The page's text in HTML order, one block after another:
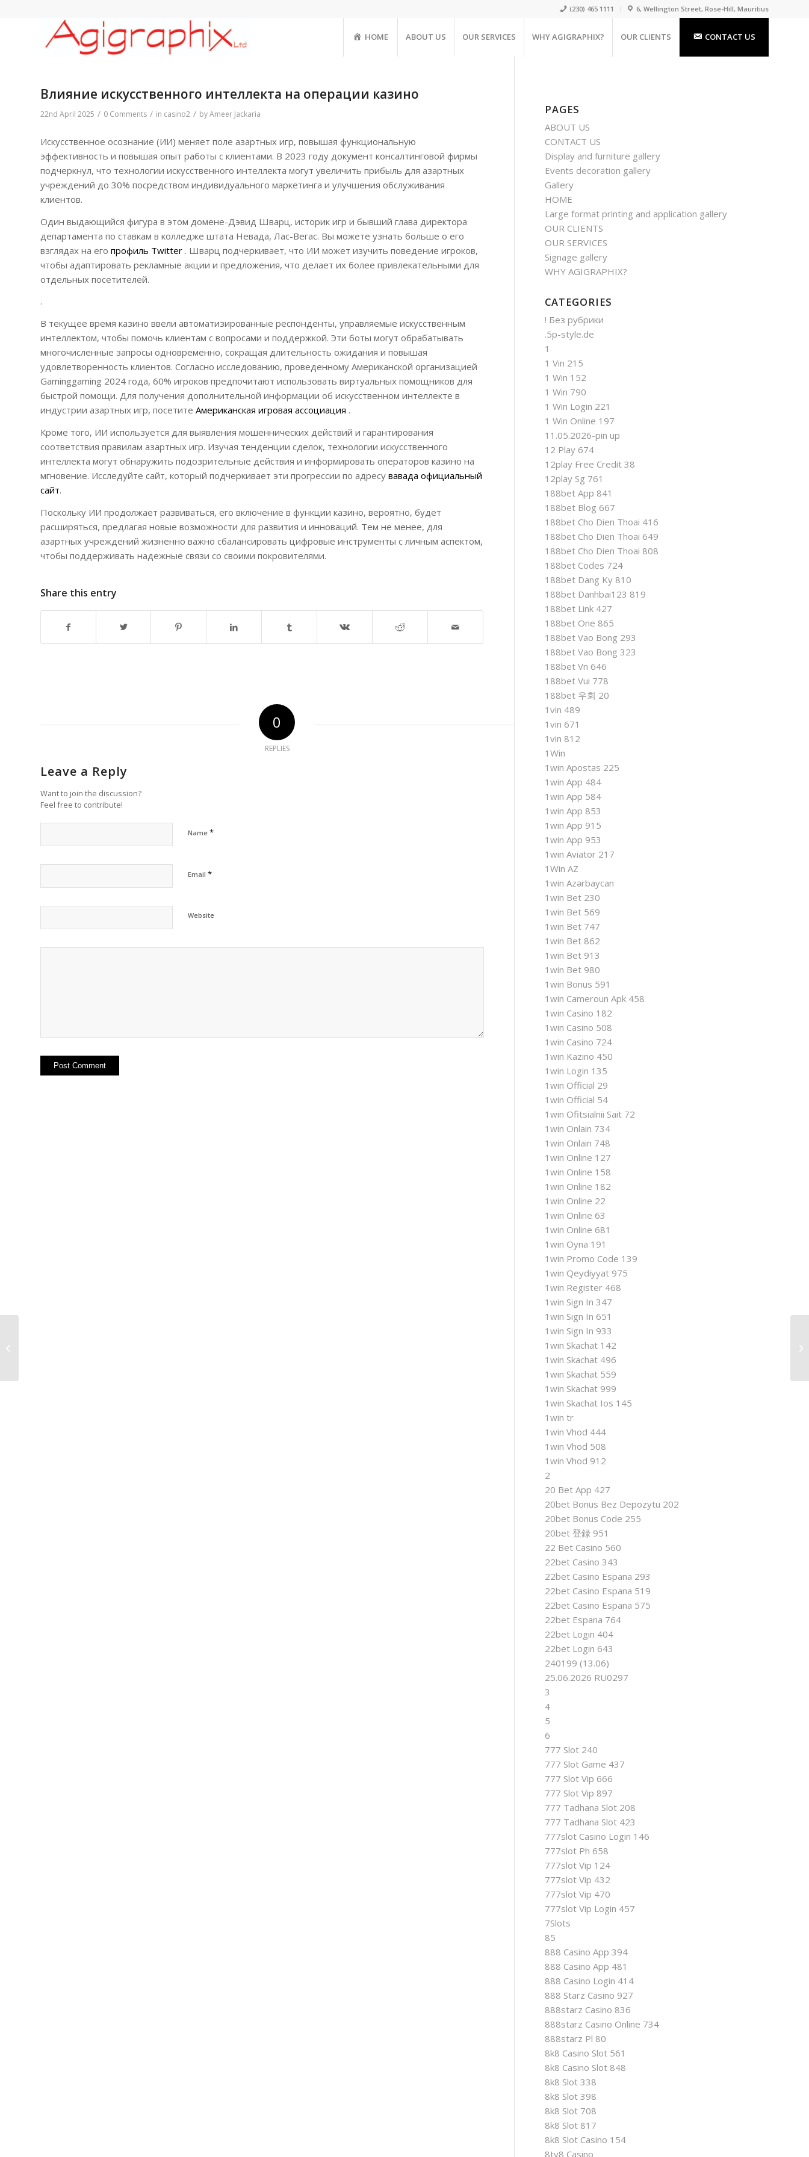
(230) 465 1111 6, Wellington Street, Rose-Hill, Mauritius
HOME ABOUT US OUR SERVICES WHY AGIGRAPHIX? OUR CLIENTS CONTACT US
Влияние искусственного интеллекта на операции казино
22nd April 2025 / 0 Comments / in casino2 / byAmeer Jackaria
Искусственное осознание (ИИ) меняет поле азартных игр, повышая функциональную
эффективность и повышая опыт работы с клиентами. В 2023 году документ консалтинговой фирмы
подчеркнул, что технологии искусственного интеллекта могут увеличить прибыль для азартных
учреждений до 30% посредством индивидуального маркетинга и улучшения обслуживания
клиентов.
Один выдающийся фигура в этом домене-Дэвид Шварц, историк игр и бывший глава директора
департамента по ставкам в колледже штата Невада, Лас-Вегас. Вы можете узнать больше о его
взглядах на его профиль Twitter . Шварц подчеркивает, что ИИ может изучить поведение игроков,
чтобы адаптировать рекламные акции и предложения, что делает их более привлекательными для
отдельных посетителей.
.
В текущее время казино ввели автоматизированные респонденты, управляемые искусственным
интеллектом, чтобы помочь клиентам с вопросами и поддержкой. Эти боты могут обрабатывать
многочисленные запросы одновременно, сокращая длительность ожидания и повышая
удовлетворенность клиентов. Согласно исследованию, проведенному Американской организацией
Gaminggaming 2024 года, 60% игроков предпочитают использовать виртуальных помощников для
быстрой помощи. Для получения дополнительной информации об искусственном интеллекте в
индустрии азартных игр, посетите Американская игровая ассоциация .
Кроме того, ИИ используется для выявления мошеннических действий и гарантирования
соответствия правилам азартных игр. Изучая тенденции сделок, технологии искусственного
интеллекта могут обнаружить подозрительные действия и информировать операторов казино на
мгновение. Исследуйте сайт, который подчеркивает эти прогрессии по адресу вавада официальный
сайт.
Поскольку ИИ продолжает развиваться, его включение в функции казино, вероятно, будет
расширяться, предлагая новые возможности для развития и инноваций. Тем не менее, для
азартных учреждений жизненно важно сбалансировать цифровые инструменты с личным аспектом,
чтобы поддерживать надежные связи со своими покровителями.
Share this entry
0
REPLIES
Leave a Reply
Want to join the discussion?
Feel free to contribute!
Name *
Email *
Website
PAGES
ABOUT US
CONTACT US
Display and furniture gallery
Events decoration gallery
Gallery
HOME
Large format printing and application gallery
OUR CLIENTS
OUR SERVICES
Signage gallery
WHY AGIGRAPHIX?
CATEGORIES
! Без рубрики
.5p-style.de
1
1 Vin 215
1 Win 152
1 Win 790
1 Win Login 221
1 Win Online 197
11.05.2026-pin up
12 Play 674
12play Free Credit 38
12play Sg 761
188bet App 841
188bet Blog 667
188bet Cho Dien Thoai 416
188bet Cho Dien Thoai 649
188bet Cho Dien Thoai 808
188bet Codes 724
188bet Dang Ky 810
188bet Danhbai123 819
188bet Link 427
188bet One 865
188bet Vao Bong 293
188bet Vao Bong 323
188bet Vn 646
188bet Vui 778
188bet 우회 20
1vin 489
1vin 671
1vin 812
1Win
1win Apostas 225
1win App 484
1win App 584
1win App 853
1win App 915
1win App 953
1win Aviator 217
1Win AZ
1win Azərbaycan
1win Bet 230
1win Bet 569
1win Bet 747
1win Bet 862
1win Bet 913
1win Bet 980
1win Bonus 591
1win Cameroun Apk 458
1win Casino 182
1win Casino 508
1win Casino 724
1win Kazino 450
1win Login 135
1win Official 29
1win Official 54
1win Ofitsialnii Sait 72
1win Onlain 734
1win Onlain 748
1win Online 127
1win Online 158
1win Online 182
1win Online 22
1win Online 63
1win Online 681
1win Oyna 191
1win Promo Code 139
1win Qeydiyyat 975
1win Register 468
1win Sign In 347
1win Sign In 651
1win Sign In 933
1win Skachat 142
1win Skachat 496
1win Skachat 559
1win Skachat 999
1win Skachat Ios 145
1win tr
1win Vhod 444
1win Vhod 508
1win Vhod 912
2
20 Bet App 427
20bet Bonus Bez Depozytu 202
20bet Bonus Code 255
20bet 登録 951
22 Bet Casino 560
22bet Casino 343
22bet Casino Espana 293
22bet Casino Espana 519
22bet Casino Espana 575
22bet Espana 764
22bet Login 404
22bet Login 643
240199 (13.06)
25.06.2026 RU0297
3
4
5
6
777 Slot 240
777 Slot Game 437
777 Slot Vip 666
777 Slot Vip 897
777 Tadhana Slot 208
777 Tadhana Slot 423
777slot Casino Login 146
777slot Ph 658
777slot Vip 124
777slot Vip 432
777slot Vip 470
777slot Vip Login 457
7Slots
85
888 Casino App 394
888 Casino App 481
888 Casino Login 414
888 Starz Casino 927
888starz Casino 836
888starz Casino Online 734
888starz Pl 80
8k8 Casino Slot 561
8k8 Casino Slot 848
8k8 Slot 338
8k8 Slot 398
8k8 Slot 708
8k8 Slot 817
8k8 Slot Casino 154
8ty8 Casino